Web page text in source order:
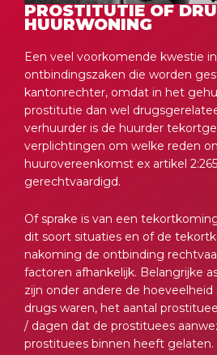
PROSTITUTIE OF
HUURWONING
Een veel voorkomende kwestie
ontbindingszaken die worden
kantonrechter, omdat in het
prostitutie dan wel
verhuurder is de huurder
verplichtingen om welke reden
huurovereenkomst ex artikel
gerechtvaardigd.
Of sprake is van een
dit soort situaties en of de
nakoming de ontbinding
factoren afhankelijk. Belangrijke
zijn onder andere de hoeveelheid
drugs waren, het aantal
/ dagen dat de prostituees
prostituees binnen heeft gelaten.